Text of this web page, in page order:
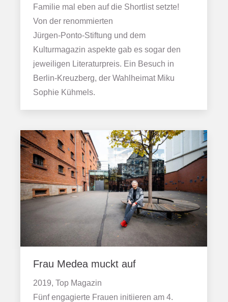
Familie mal eben auf die Shortlist setzte!
Von der renommierten
Jürgen-Ponto-Stiftung und dem
Kulturmagazin aspekte gab es sogar den
jeweiligen Literaturpreis. Ein Besuch in
Berlin-Kreuzberg, der Wahlheimat Miku
Sophie Kühmels.
Frau Medea muckt auf
2019, Top Magazin
Fünf engagierte Frauen initiieren am 4.